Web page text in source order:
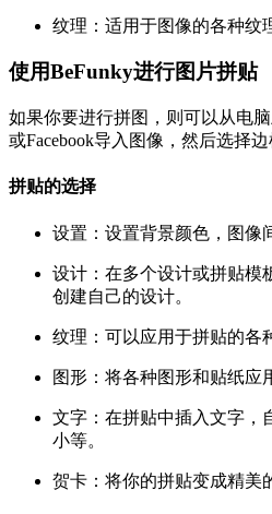
纹理：适用于图像的各种纹
使用BeFunky进行图片拼贴
如果你要进行拼图，则可以从电
或Facebook导入图像，然后选择边
拼贴的选择
设置：设置背景颜色，图像
设计：在多个设计或拼贴模
创建自己的设计。
纹理：可以应用于拼贴的各
图形：将各种图形和贴纸应
文字：在拼贴中插入文字，
小等。
贺卡：将你的拼贴变成精美